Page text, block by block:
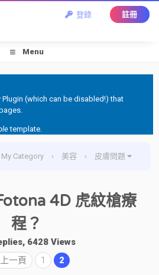
登錄 註冊
Menu
(which can be disabled!) that
template.
My Category › 美容 › 皮膚問題
4D 虎紋槍療
程？
6428 Views
一頁
1 2